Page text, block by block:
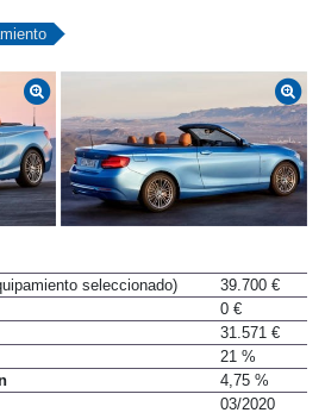
seleccionado)
39.700 €
0 €
31.571 €
21 %
4,75 %
03/2020